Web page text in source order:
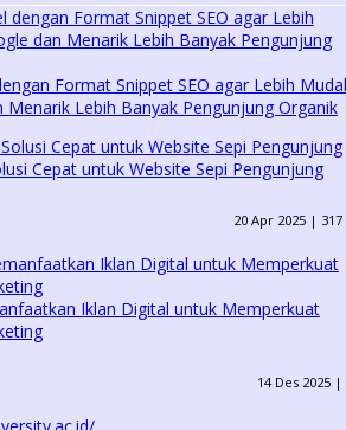
Format Snippet SEO agar Lebih
Menarik Lebih Banyak Pengunjung Organik
Cepat untuk Website Sepi Pengunjung
20 Apr 2025 | 317
Iklan Digital untuk Memperkuat
14 Des 2025 |